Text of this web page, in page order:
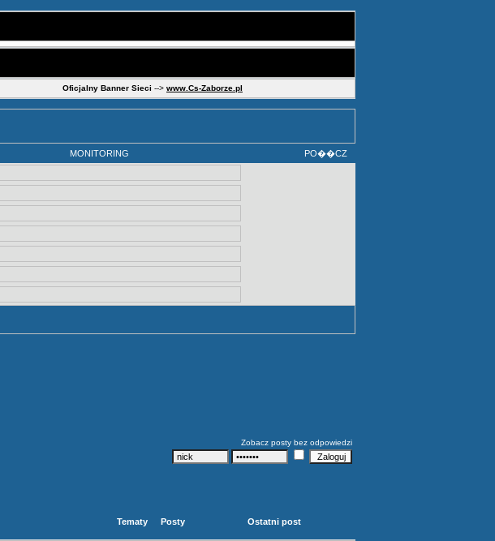
Oficjalny Banner Sieci --> www.Cs-Zaborze.pl
MONITORING
PO��CZ
Zobacz posty bez odpowiedzi
Tematy Posty Ostatni post